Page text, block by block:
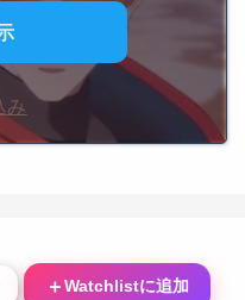
み
＋Watchlistに追加